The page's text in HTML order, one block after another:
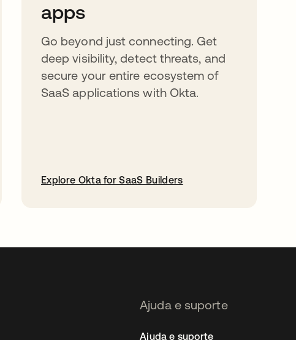
apps
Go beyond just connecting. Get
deep visibility, detect threats, and
secure your entire ecosystem of
SaaS applications with Okta.
Explore Okta for SaaS Builders
Ajuda e suporte
Ajuda e suporte